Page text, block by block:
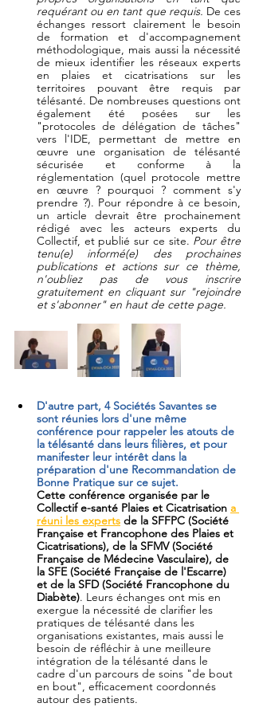
requérant ou en tant que requis. De ces
échanges ressort clairement le besoin
de formation et d'accompagnement
méthodologique, mais aussi la nécessité
de mieux identifier les réseaux experts
en plaies et cicatrisations sur les
territoires pouvant être requis par
télésanté. De nombreuses questions ont
également été posées sur les
"protocoles de délégation de tâches"
vers l'IDE, permettant de mettre en
œuvre une organisation de télésanté
sécurisée et conforme à la
réglementation (quel protocole mettre
en œuvre ? pourquoi ? comment s'y
prendre ?). Pour répondre à ce besoin,
un article devrait être prochainement
rédigé avec les acteurs experts du
Collectif, et publié sur ce site. Pour être
tenu(e) informé(e) des prochaines
publications et actions sur ce thème,
n'oubliez pas de vous inscrire
gratuitement en cliquant sur "rejoindre
et s'abonner" en haut de cette page.
D'autre part, 4 Sociétés Savantes se
sont réunies lors d'une même
conférence pour rappeler les atouts de
la télésanté dans leurs filières, et pour
manifester leur intérêt dans la
préparation d'une Recommandation de
Bonne Pratique sur ce sujet.
Cette conférence organisée par le
Collectif e-santé Plaies et Cicatrisation a
réuni les experts de la SFFPC (Société
Française et Francophone des Plaies et
Cicatrisations), de la SFMV (Société
Française de Médecine Vasculaire), de
la SFE (Société Française de l'Escarre)
et de la SFD (Société Francophone du
Diabète). Leurs échanges ont mis en
exergue la nécessité de clarifier les
pratiques de télésanté dans les
organisations existantes, mais aussi le
besoin de réfléchir à une meilleure
intégration de la télésanté dans le
cadre d'un parcours de soins "de bout
en bout", efficacement coordonnés
autour des patients.